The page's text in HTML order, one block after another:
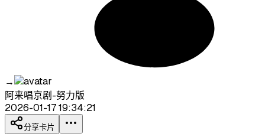
→
阿来唱京剧-努力版
2026-01-17 19:34:21
分享卡片